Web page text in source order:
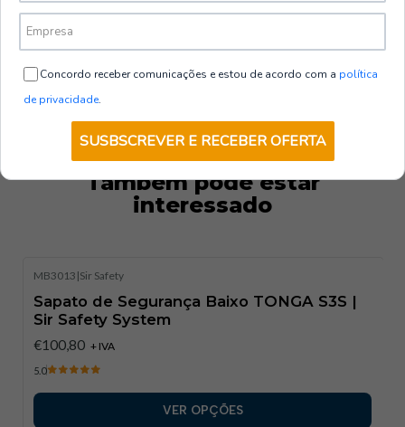
Também pode estar
interessado
MB3013 |Sir Safety
Sapato de Segurança Baixo TONGA S3S |
Sir Safety System​
€100,80 + IVA
5.0
VER OPÇÕES
Concordo receber comunicações e estou de acordo com a política
de privacidade.
SUSBSCREVER E RECEBER OFERTA